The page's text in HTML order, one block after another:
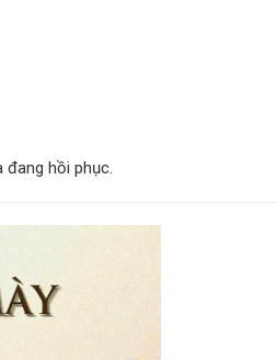
đang hồi phục.